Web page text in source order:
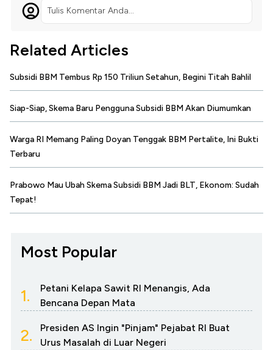
Tulis Komentar Anda...
Related Articles
Subsidi BBM Tembus Rp 150 Triliun Setahun, Begini Titah Bahlil
Siap-Siap, Skema Baru Pengguna Subsidi BBM Akan Diumumkan
Warga RI Memang Paling Doyan Tenggak BBM Pertalite, Ini Bukti
Terbaru
Prabowo Mau Ubah Skema Subsidi BBM Jadi BLT, Ekonom: Sudah
Tepat!
Most Popular
1.
Petani Kelapa Sawit RI Menangis, Ada
Bencana Depan Mata
2.
Presiden AS Ingin "Pinjam" Pejabat RI Buat
Urus Masalah di Luar Negeri